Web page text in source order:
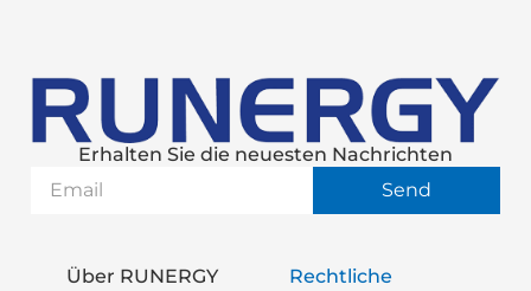
Erhalten Sie die neuesten Nachrichten
Send
Über RUNERGY
Rechtliche